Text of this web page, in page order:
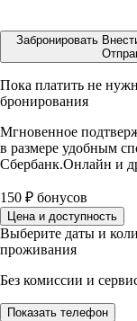
Забронировать
Пока платить не
бронирования
Мгновенное
в размере удобным
Сбербанк.Онлайн и
150 ₽ бонусов
Цена и доступность
Выберите даты и
проживания
Без комиссии и
Показать телефон